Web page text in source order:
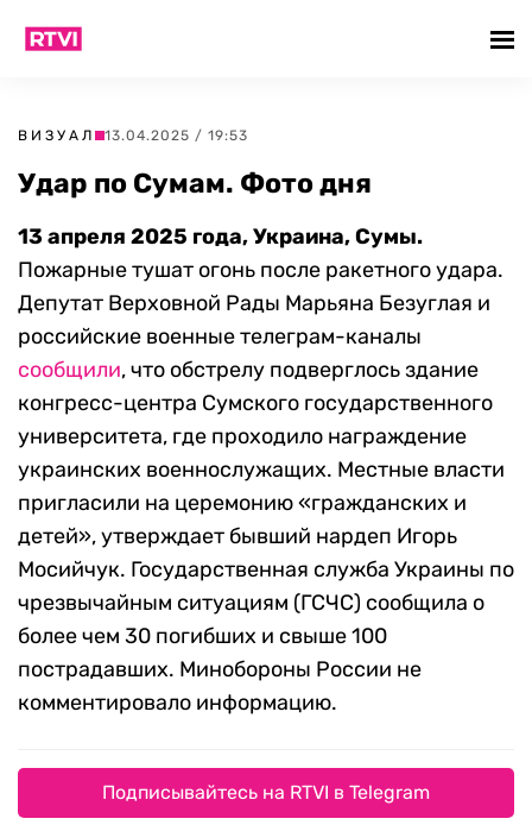
ВИЗУАЛ 13.04.2025 / 19:53
Удар по Сумам. Фото дня
13 апреля 2025 года, Украина, Сумы.
Пожарные тушат огонь после ракетного удара.
Депутат Верховной Рады Марьяна Безуглая и
российские военные телеграм-каналы
сообщили, что обстрелу подверглось здание
конгресс-центра Сумского государственного
университета, где проходило награждение
украинских военнослужащих. Местные власти
пригласили на церемонию «гражданских и
детей», утверждает бывший нардеп Игорь
Мосийчук. Государственная служба Украины по
чрезвычайным ситуациям (ГСЧС) сообщила о
более чем 30 погибших и свыше 100
пострадавших. Минобороны России не
комментировало информацию.
Подписывайтесь на RTVI в Telegram